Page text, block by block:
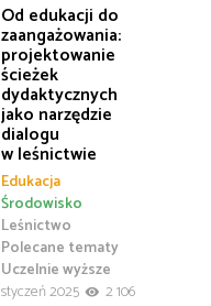
Od edukacji do
zaangażowania:
projektowanie
ścieżek
dydaktycznych
jako narzędzie
dialogu
w leśnictwie
Edukacja
Leśnictwo
Polecane tematy
Środowisko
Uczelnie wyższe
styczeń 2025
2 106